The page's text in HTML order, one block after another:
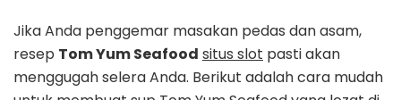
Jika Anda penggemar masakan pedas dan asam,
resep Tom Yum Seafood situs slot pasti akan
menggugah selera Anda. Berikut adalah cara mudah